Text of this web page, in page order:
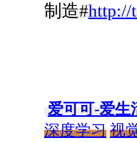
制造#http://
爱可可-爱生
深度学习 视